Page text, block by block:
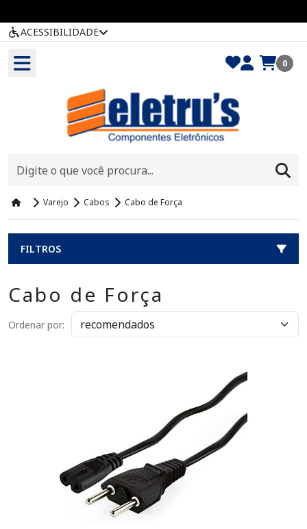
ACESSIBILIDADE
0
Varejo Cabos Cabo de Força
FILTROS
Cabo de Força
Ordenar por: